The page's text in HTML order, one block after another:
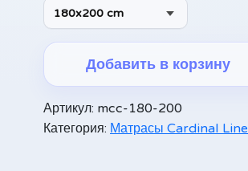
180x200 cm
Добавить в корзину
Артикул: mcc-180-200
Категория: Матрасы Cardinal Line